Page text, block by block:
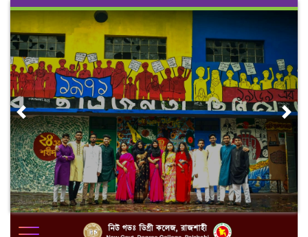
Skip
content
Previous